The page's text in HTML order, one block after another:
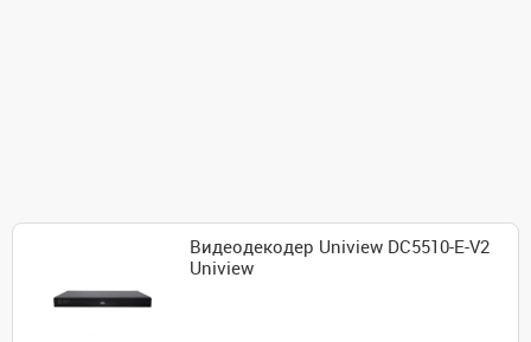
Видеодекодер Uniview DC5510-E-V2
Uniview